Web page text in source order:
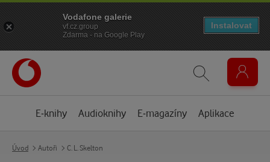
E-knihy Audioknihy E-magazíny Aplikace
Úvod Autoři C. L. Skelton
Vodafone galerie
vf.cz.group
Zdarma - na Google Play
Instalovat